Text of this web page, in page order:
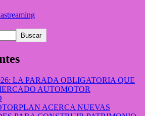
Buscar
LA PARADA OBLIGATORIA QUE
AUTOMOTOR
ACERCA NUEVAS